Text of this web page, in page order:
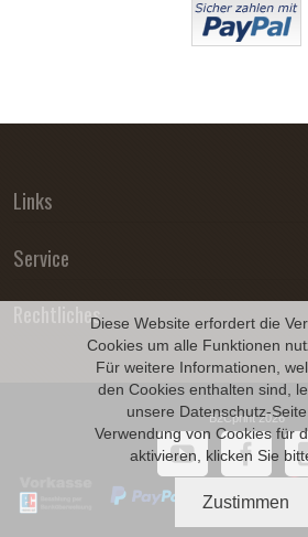
Diese Website erfordert die
Cookies um alle Funktionen
Für weitere Informationen,
den Cookies enthalten sind,
unsere Datenschutz-
Verwendung von Cookies für
aktivieren, klicken Sie
Zustimmen
Links
Service
Rechtliches
B2Cprint 2026